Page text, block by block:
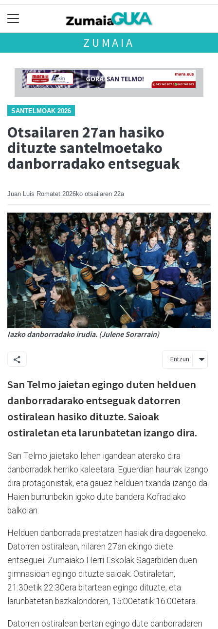
ZUMAIA
SANTELMOAK 2026
Otsailaren 27an hasiko
dituzte santelmoetako
danborradako entseguak
Juan Luis Romatet 2026ko otsailaren 22a
Iazko danborradako irudia. (Julene Sorarrain)
Entzun
San Telmo jaietan egingo duten helduen
danborradarako entseguak datorren
ostiralean hasiko dituzte. Saioak
ostiraletan eta larunbatetan izango dira.
San Telmo jaietako lehen igandean aterako dira
danborradak herriko kaleetara. Eguerdian haurrak izango
dira protagonistak, eta gauez helduen txanda izango da.
Haien burrunbekin igoko dute bandera Kofradiako
balkoian.
Helduen danborrada prestatzen hasiak dira dagoeneko.
Datorren ostiralean, hilaren 27an ekingo diete
entseguei. Zumaiako Herri Eskolak Sagarbiden duen
gimnasioan egingo dituzte saioak. Ostiraletan,
21:30etik 22:30era bitartean egingo dituzte, eta
larunbatetan bazkalondoren, 15:00etatik 16:00etara.
Datorren ostiralean bertan egingo dute danborradaren